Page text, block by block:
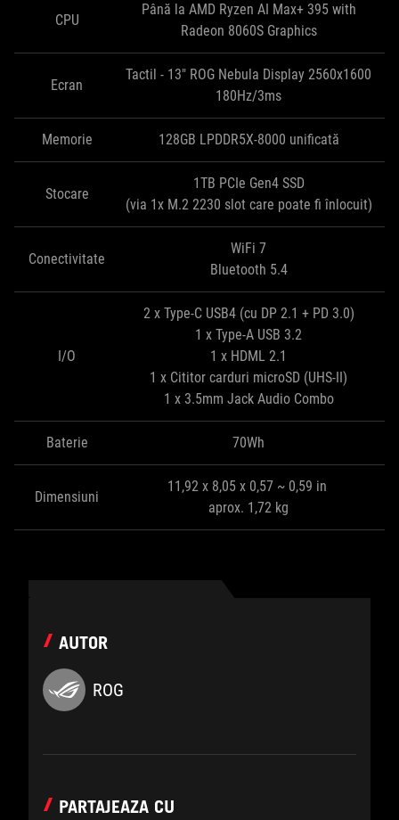
CPU
Până la AMD Ryzen AI Max+ 395 with
Radeon 8060S Graphics
Ecran
Tactil - 13" ROG Nebula Display 2560x1600
180Hz/3ms
Memorie 128GB LPDDR5X-8000 unificată
Stocare
1TB PCIe Gen4 SSD
(via 1x M.2 2230 slot care poate fi înlocuit)
Conectivitate
WiFi 7
Bluetooth 5.4
I/O
2 x Type-C USB4 (cu DP 2.1 + PD 3.0)
1 x Type-A USB 3.2
1 x HDML 2.1
1 x Cititor carduri microSD (UHS-II)
1 x 3.5mm Jack Audio Combo
Baterie 70Wh
Dimensiuni
11,92 x 8,05 x 0,57 ~ 0,59 in
aprox. 1,72 kg
AUTOR
ROG
PARTAJEAZA CU